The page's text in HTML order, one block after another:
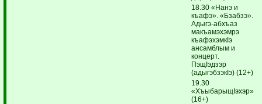
18.30 «Нанэ и
къафэ». «Бзабзэ».
Адыгэ-абхъаз
макъамэхэмрэ
къафэхэмкIэ
ансамблым и
концерт.
ПэщIэдзэр
(адыгэбзэкIэ) (12+)
19.30
«ХъыбарыщIэхэр»
(16+)